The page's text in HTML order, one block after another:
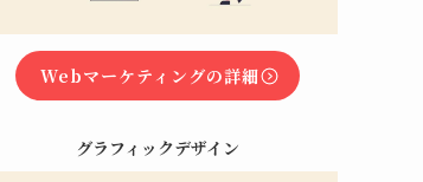
Webマーケティングの詳細
グラフィックデザイン